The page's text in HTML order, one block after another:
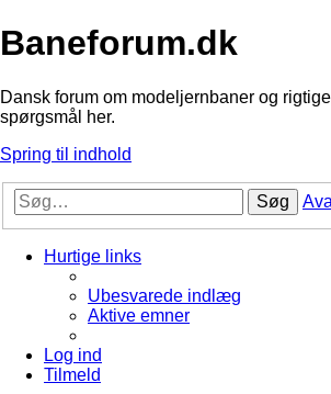
Baneforum.dk
Dansk forum om modeljernbaner og
spørgsmål her.
Spring til indhold
Søg
Hurtige links
Ubesvarede indlæg
Aktive emner
Log ind
Tilmeld